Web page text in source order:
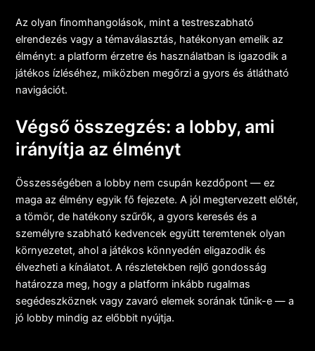
Az olyan finomhangolások, mint a testreszabható
elrendezés vagy a témaválasztás, hatékonyan emelik az
élményt: a platform érzetre és használatban is igazodik a
játékos ízléséhez, miközben megőrzi a gyors és átlátható
navigációt.
Végső összegzés: a lobby, ami
irányítja az élményt
Összességében a lobby nem csupán kezdőpont — ez
maga az élmény egyik fő fejezete. A jól megtervezett előtér,
a tömör, de hatékony szűrők, a gyors keresés és a
személyre szabható kedvencek együtt teremtenek olyan
környezetet, ahol a játékos könnyedén eligazodik és
élvezheti a kínálatot. A részletekben rejlő gondosság
határozza meg, hogy a platform inkább rugalmas
segédeszköznek vagy zavaró elemek sorának tűnik-e — a
jó lobby mindig az előbbit nyújtja.